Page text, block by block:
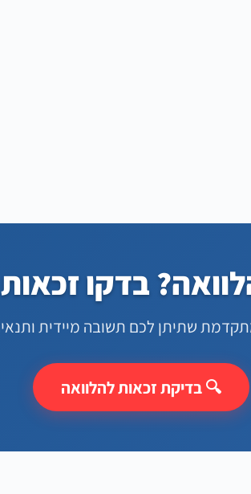
בדקו
שתיתן לכם תשובה מיידית
🔍 בדיקת זכאות להלוואה